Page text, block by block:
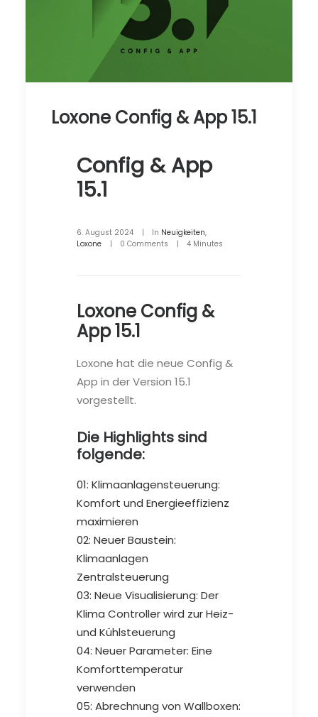
Loxone Config & App 15.1
Config & App
15.1
6. August 2024 | In Neuigkeiten,
Loxone
| 0 Comments | 4 Minutes
Loxone Config &
App 15.1
Loxone hat die neue Config &
App in der Version 15.1
vorgestellt.
Die Highlights sind
folgende:
01: Klimaanlagensteuerung:
Komfort und Energieeffizienz
maximieren
02: Neuer Baustein:
Klimaanlagen
Zentralsteuerung
03: Neue Visualisierung: Der
Klima Controller wird zur Heiz-
und Kühlsteuerung
04: Neuer Parameter: Eine
Komfort­temperatur
verwenden
05: Abrechnung von Wallboxen: